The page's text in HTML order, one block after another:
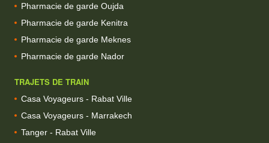
Pharmacie de garde Oujda
Pharmacie de garde Kenitra
Pharmacie de garde Meknes
Pharmacie de garde Nador
TRAJETS DE TRAIN
Casa Voyageurs - Rabat Ville
Casa Voyageurs - Marrakech
Tanger - Rabat Ville